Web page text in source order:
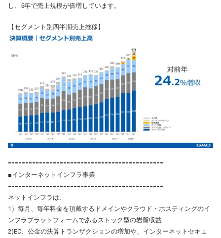
し、5年で売上規模が倍増しています。
【セグメント別四半期売上推移】
=============================================
■インターネットインフラ事業
=============================================
ネットインフラは、
1）毎月、毎年料金を頂戴するドメインやクラウド・ホスティングのイ
ンフラプラットフォームであるストック型の岩盤収益
2)EC、公金の決算トランザクションの増加や、インターネットセキュ